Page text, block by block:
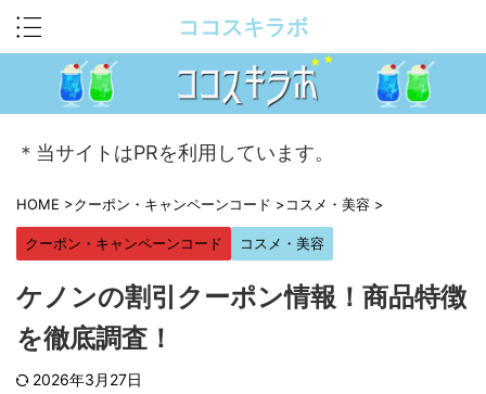
ココスキラボ
＊当サイトはPRを利用しています。
HOME >クーポン・キャンペーンコード >コスメ・美容 >
クーポン・キャンペーンコード コスメ・美容
ケノンの割引クーポン情報！商品特徴
を徹底調査！
2026年3月27日